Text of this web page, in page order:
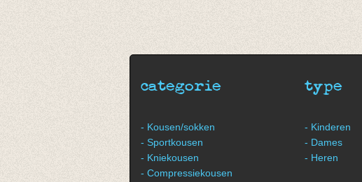
categorie
- Kousen/sokken
- Sportkousen
- Kniekousen
- Compressiekousen
type
- Kinderen
- Dames
- Heren